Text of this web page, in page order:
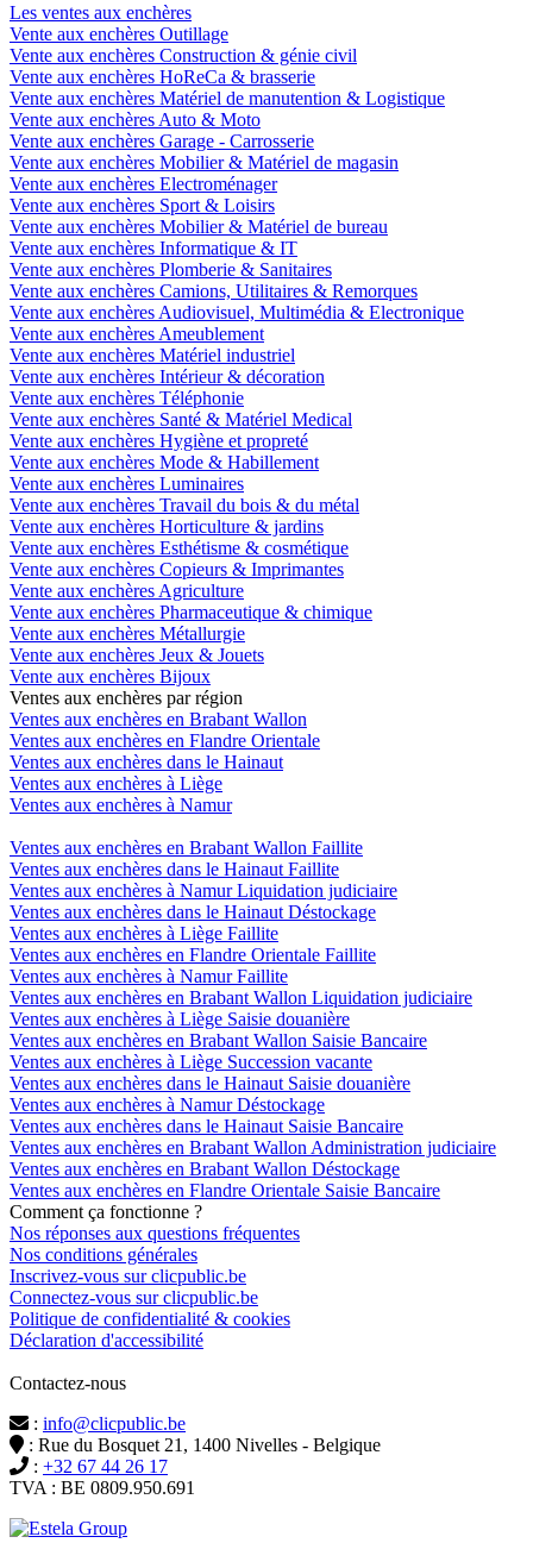
Les ventes aux enchères
Vente aux enchères Outillage
Vente aux enchères Construction & génie civil
Vente aux enchères HoReCa & brasserie
Vente aux enchères Matériel de manutention & Logistique
Vente aux enchères Auto & Moto
Vente aux enchères Garage - Carrosserie
Vente aux enchères Mobilier & Matériel de magasin
Vente aux enchères Electroménager
Vente aux enchères Sport & Loisirs
Vente aux enchères Mobilier & Matériel de bureau
Vente aux enchères Informatique & IT
Vente aux enchères Plomberie & Sanitaires
Vente aux enchères Camions, Utilitaires & Remorques
Vente aux enchères Audiovisuel, Multimédia & Electronique
Vente aux enchères Ameublement
Vente aux enchères Matériel industriel
Vente aux enchères Intérieur & décoration
Vente aux enchères Téléphonie
Vente aux enchères Santé & Matériel Medical
Vente aux enchères Hygiène et propreté
Vente aux enchères Mode & Habillement
Vente aux enchères Luminaires
Vente aux enchères Travail du bois & du métal
Vente aux enchères Horticulture & jardins
Vente aux enchères Esthétisme & cosmétique
Vente aux enchères Copieurs & Imprimantes
Vente aux enchères Agriculture
Vente aux enchères Pharmaceutique & chimique
Vente aux enchères Métallurgie
Vente aux enchères Jeux & Jouets
Vente aux enchères Bijoux
Ventes aux enchères par région
Ventes aux enchères en Brabant Wallon
Ventes aux enchères en Flandre Orientale
Ventes aux enchères dans le Hainaut
Ventes aux enchères à Liège
Ventes aux enchères à Namur
Ventes aux enchères en Brabant Wallon Faillite
Ventes aux enchères dans le Hainaut Faillite
Ventes aux enchères à Namur Liquidation judiciaire
Ventes aux enchères dans le Hainaut Déstockage
Ventes aux enchères à Liège Faillite
Ventes aux enchères en Flandre Orientale Faillite
Ventes aux enchères à Namur Faillite
Ventes aux enchères en Brabant Wallon Liquidation judiciaire
Ventes aux enchères à Liège Saisie douanière
Ventes aux enchères en Brabant Wallon Saisie Bancaire
Ventes aux enchères à Liège Succession vacante
Ventes aux enchères dans le Hainaut Saisie douanière
Ventes aux enchères à Namur Déstockage
Ventes aux enchères dans le Hainaut Saisie Bancaire
Ventes aux enchères en Brabant Wallon Administration judiciaire
Ventes aux enchères en Brabant Wallon Déstockage
Ventes aux enchères en Flandre Orientale Saisie Bancaire
Comment ça fonctionne ?
Nos réponses aux questions fréquentes
Nos conditions générales
Inscrivez-vous sur clicpublic.be
Connectez-vous sur clicpublic.be
Politique de confidentialité & cookies
Déclaration d'accessibilité
Contactez-nous
: info@clicpublic.be
: Rue du Bosquet 21, 1400 Nivelles - Belgique
: +32 67 44 26 17
TVA : BE 0809.950.691